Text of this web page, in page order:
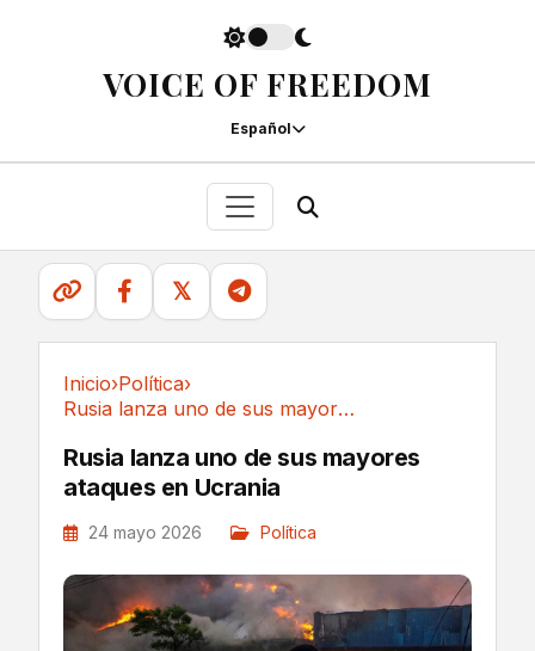
VOICE OF FREEDOM
Español
𝕏
Inicio›Política›
Rusia lanza uno de sus mayores ataques en Ucrania
Rusia lanza uno de sus mayores
ataques en Ucrania
24 mayo 2026 Política